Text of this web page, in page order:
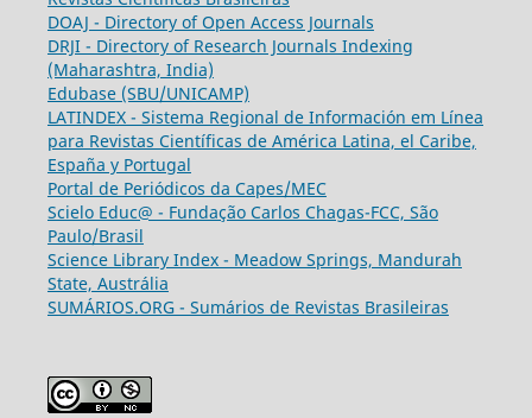
DOAJ - Directory of Open Access Journals
DRJI - Directory of Research Journals Indexing
(Maharashtra, India)
Edubase (SBU/UNICAMP)
LATINDEX - Sistema Regional de Información em Línea
para Revistas Científicas de América Latina, el Caribe,
España y Portugal
Portal de Periódicos da Capes/MEC
Scielo Educ@ - Fundação Carlos Chagas-FCC, São
Paulo/Brasil
Science Library Index - Meadow Springs, Mandurah
State, Austrália
SUMÁRIOS.ORG - Sumários de Revistas Brasileiras